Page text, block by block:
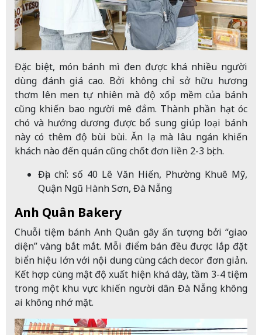
Đặc biệt, món bánh mì đen được khá nhiều người
dùng đánh giá cao. Bởi không chỉ sở hữu hương
thơm lên men tự nhiên mà độ xốp mềm của bánh
cũng khiến bao người mê đắm. Thành phần hạt óc
chó và hướng dương được bổ sung giúp loại bánh
này có thêm độ bùi bùi. Ăn lạ mà lâu ngán khiến
khách nào đến quán cũng chốt đơn liền 2-3 bịch.
Địa chỉ: số 40 Lê Văn Hiến, Phường Khuê Mỹ,
Quận Ngũ Hành Sơn, Đà Nẵng
Anh Quân Bakery
Chuỗi tiệm bánh Anh Quân gây ấn tượng bởi “giao
diện” vàng bắt mắt. Mỗi điểm bán đều được lắp đặt
biển hiệu lớn với nội dung cùng cách decor đơn giản.
Kết hợp cùng mật độ xuất hiện khá dày, tầm 3-4 tiệm
trong một khu vực khiến người dân Đà Nẵng không
ai không nhớ mặt.